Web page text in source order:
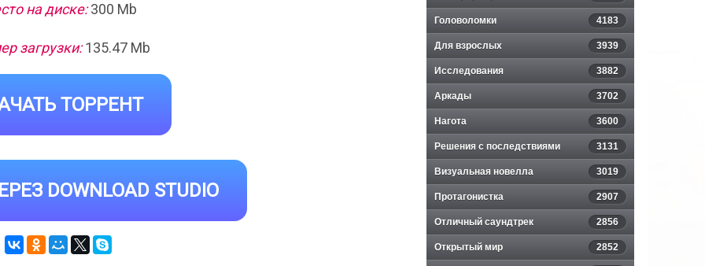
на диске:300 Mb
загрузки:135.47 Mb
ТОРРЕНТ
DOWNLOAD STUDIO
Головоломки 4183
Для взрослых 3939
Исследования 3882
Аркады 3702
Нагота 3600
Решения с последствиями 3131
Визуальная новелла 3019
Протагонистка 2907
Отличный саундтрек 2856
Открытый мир 2852